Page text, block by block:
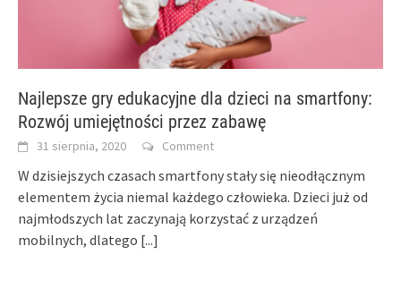
Najlepsze gry edukacyjne dla dzieci na smartfony:
Rozwój umiejętności przez zabawę
31 sierpnia, 2020 Comment
W dzisiejszych czasach smartfony stały się nieodłącznym
elementem życia niemal każdego człowieka. Dzieci już od
najmłodszych lat zaczynają korzystać z urządzeń
mobilnych, dlatego [...]